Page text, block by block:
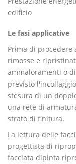
edificio
Le fasi applicative
Prima di procedere
rimosse e
ammaloramenti o
previsto
stesura di un
una rete di
strato di finitura.
La lettura delle
progettista di
facciata dipinta